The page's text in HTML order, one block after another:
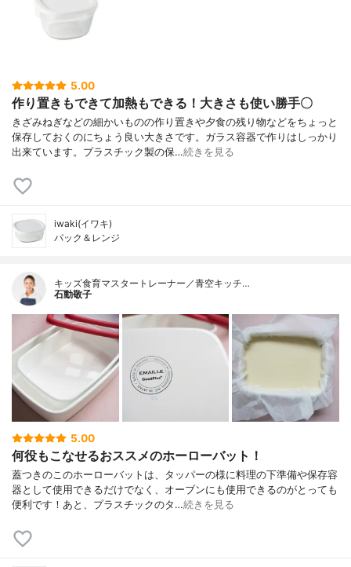
5.00
作り置きもできて加熱もできる！大きさも使い勝手〇
きざみねぎなどの細かいものの作り置きや夕食の残り物などをちょっと
保存しておくのにちょう良い大きさです。ガラス容器で作りはしっかり
出来ています。プラスチック製の保…続きを見る
iwaki(イワキ)
パック＆レンジ
キッズ食育マスタートレーナー／青空キッチ…
石動敬子
5.00
何役もこなせるおススメのホーローバット！
蓋つきのこのホーローバットは、タッパーの様に料理の下準備や保存容
器として使用できるだけでなく、オーブンにも使用できるのがとっても
便利です！あと、プラスチックのタ…続きを見る